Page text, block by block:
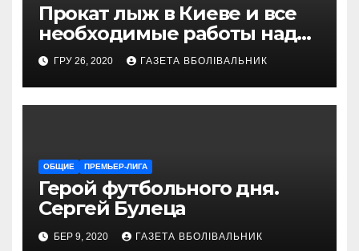
Прокат лыж в Киеве и все
необходимые работы над
снаряжением, которое
проводит магазин
«VELOPARK»
ГРУ 26, 2020 ГАЗЕТА ВБОЛІВАЛЬНИК
ОБЩИЕ ПРЕМЬЕР-ЛИГА
Герой футбольного дня.
Сергей Булеца
БЕР 9, 2020 ГАЗЕТА ВБОЛІВАЛЬНИК